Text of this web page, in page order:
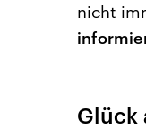
nicht
Glück